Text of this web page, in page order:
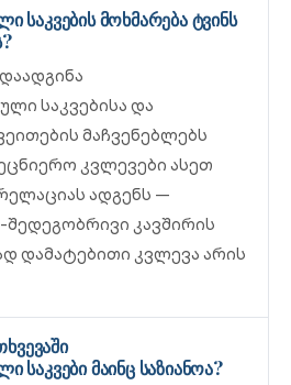
საკვების მოხმარება ტვინს
საკვებისა და
მაჩვენებლებს
კვლევები ასეთ
ადგენს —
კავშირის
დამატებითი კვლევა არის
საკვები მაინც საზიანოა?